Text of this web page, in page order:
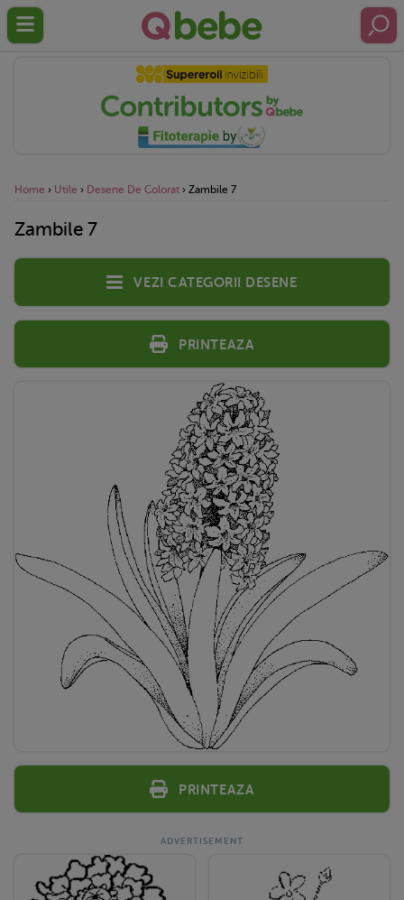
Home › Utile › Desene De Colorat › Zambile 7
Zambile 7
Vezi categorii desene
Printeaza
Printeaza